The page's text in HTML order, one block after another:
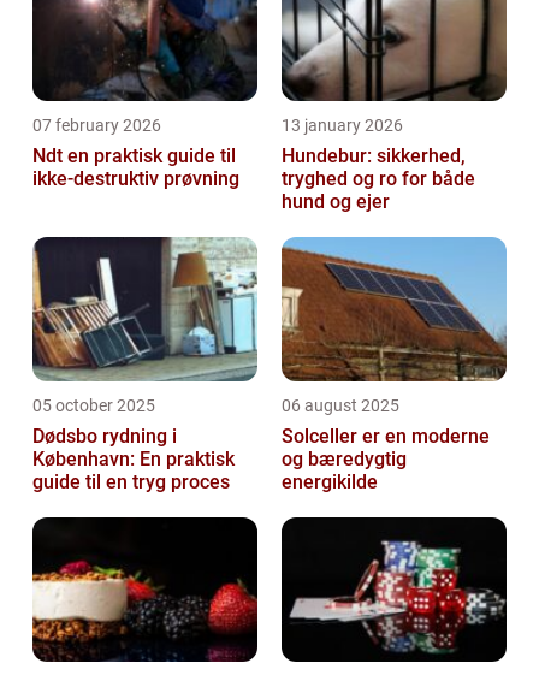
07 february 2026
Ndt en praktisk guide til
ikke-destruktiv prøvning
13 january 2026
Hundebur: sikkerhed,
tryghed og ro for både
hund og ejer
05 october 2025
Dødsbo rydning i
København: En praktisk
guide til en tryg proces
06 august 2025
Solceller er en moderne
og bæredygtig
energikilde